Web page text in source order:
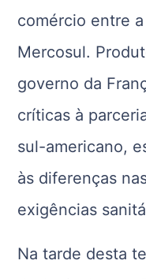
comércio entre
Mercosul.
governo da
críticas à
sul-americano,
às diferenças
exigências
Na tarde desta